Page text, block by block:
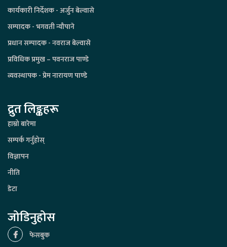
कार्यकारी निर्देशक - अर्जुन बेल्वासे
सम्पादक - भगवती न्यौपाने
प्रधान सम्पादक - नवराज बेल्वासे
प्रविधिक प्रमुख – पवनराज पाण्डे
व्यवस्थापक - प्रेम नारायण पाण्डे
द्रुत लिङ्कहरू
हाम्रो बारेमा
सम्पर्क गर्नुहोस्
विज्ञापन
नीति
डेटा
जोडिनुहोस
फेसबुक